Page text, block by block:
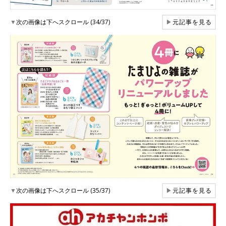
▼次の画像は下へスクロール (34/37) ▶元記事を見る
▼次の画像は下へスクロール (35/37) ▶元記事を見る